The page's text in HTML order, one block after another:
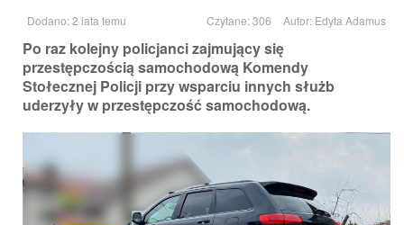
Dodano: 2 lata temu Czytane: 306 Autor: Edyta Adamus
Po raz kolejny policjanci zajmujący się
przestępczością samochodową Komendy
Stołecznej Policji przy wsparciu innych służb
uderzyły w przestępczość samochodową.